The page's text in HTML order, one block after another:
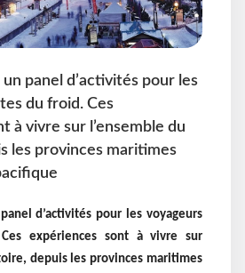
un panel d’activités pour les
du froid. Ces
à vivre sur l’ensemble du
les provinces maritimes
d’activités pour les voyageurs
expériences sont à vivre sur
depuis les provinces maritimes